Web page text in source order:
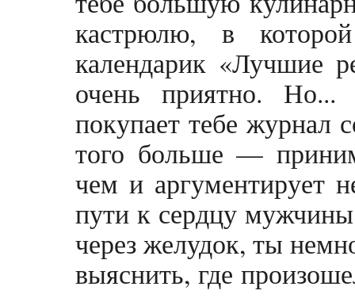
кастрюлю, в
календарик «Лучшие
очень приятно. Но...
покупает тебе журнал
того больше —
чем и аргументирует
пути к сердцу
через желудок, ты
выяснить, где